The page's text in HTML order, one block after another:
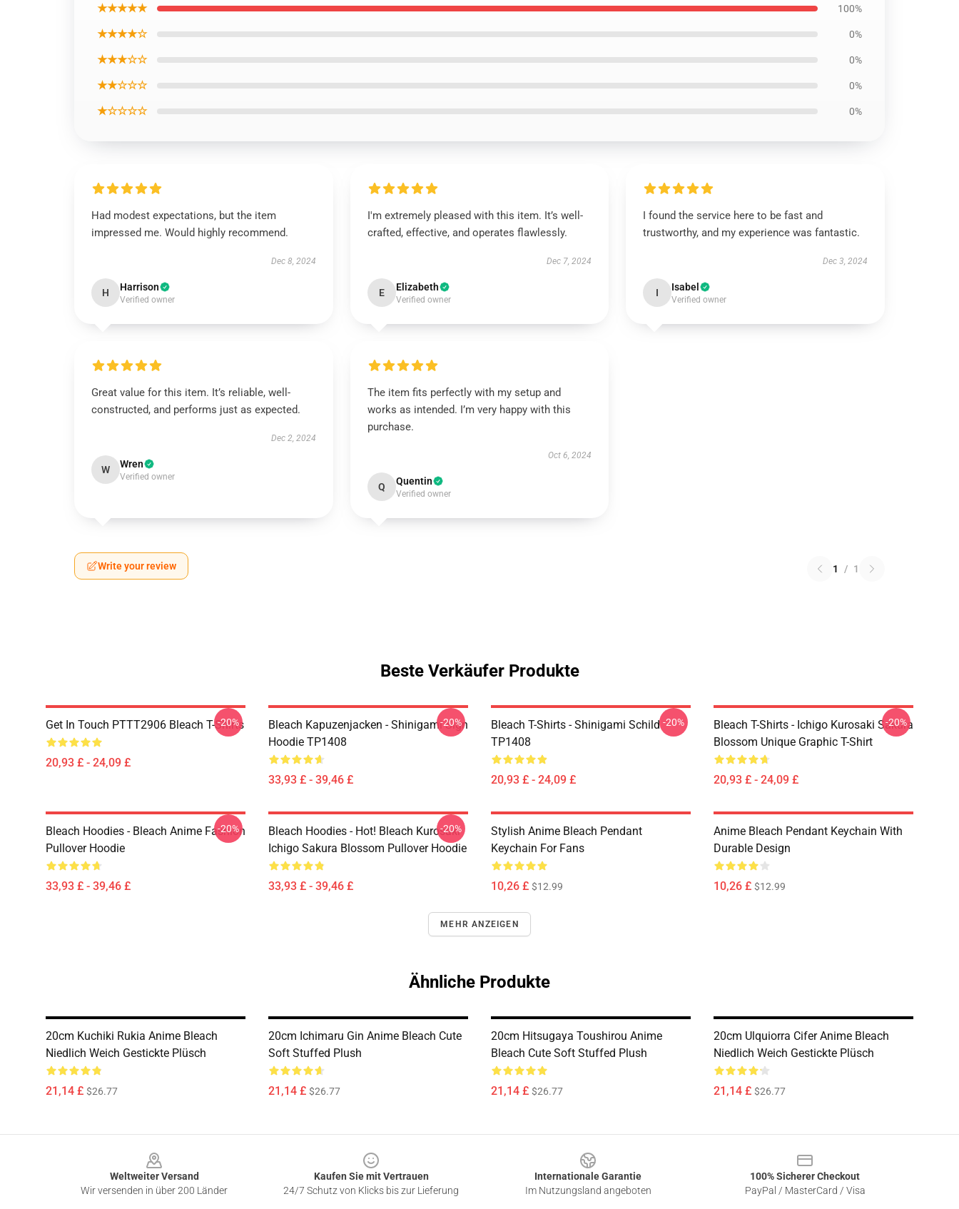
★★★★★ 100%
★★★★☆ 0%
★★★☆☆ 0%
★★☆☆☆ 0%
★☆☆☆☆ 0%
Had modest expectations, but the item
impressed me. Would highly recommend.
Dec 8, 2024
H Harrison
Verified owner
I'm extremely pleased with this item. It’s well-
crafted, effective, and operates flawlessly.
Dec 7, 2024
E Elizabeth
Verified owner
I found the service here to be fast and
trustworthy, and my experience was fantastic.
Dec 3, 2024
I Isabel
Verified owner
Great value for this item. It’s reliable, well-
constructed, and performs just as expected.
Dec 2, 2024
W Wren
Verified owner
The item fits perfectly with my setup and
works as intended. I’m very happy with this
purchase.
Oct 6, 2024
Q Quentin
Verified owner
Write your review 1 / 1
Beste Verkäufer Produkte
Get In Touch PTTT2906 Bleach T-Shirts
20,93 £ - 24,09 £
-20%
Bleach Kapuzenjacken - Shinigami Sign
Hoodie TP1408
33,93 £ - 39,46 £
-20%
Bleach T-Shirts - Shinigami Schild
TP1408
20,93 £ - 24,09 £
-20%
Bleach T-Shirts - Ichigo Kurosaki Sakura
Blossom Unique Graphic T-Shirt
20,93 £ - 24,09 £
-20%
Bleach Hoodies - Bleach Anime Fashion
Pullover Hoodie
33,93 £ - 39,46 £
-20%
Bleach Hoodies - Hot! Bleach Kurosaki
Ichigo Sakura Blossom Pullover Hoodie
33,93 £ - 39,46 £
-20%
Stylish Anime Bleach Pendant
Keychain For Fans
10,26 £ $12.99
Anime Bleach Pendant Keychain With
Durable Design
10,26 £ $12.99
MEHR ANZEIGEN
Ähnliche Produkte
20cm Kuchiki Rukia Anime Bleach
Niedlich Weich Gestickte Plüsch
21,14 £ $26.77
20cm Ichimaru Gin Anime Bleach Cute
Soft Stuffed Plush
21,14 £ $26.77
20cm Hitsugaya Toushirou Anime
Bleach Cute Soft Stuffed Plush
21,14 £ $26.77
20cm Ulquiorra Cifer Anime Bleach
Niedlich Weich Gestickte Plüsch
21,14 £ $26.77
Weltweiter Versand
Wir versenden in über 200 Länder
Kaufen Sie mit Vertrauen
24/7 Schutz von Klicks bis zur Lieferung
Internationale Garantie
Im Nutzungsland angeboten
100% Sicherer Checkout
PayPal / MasterCard / Visa